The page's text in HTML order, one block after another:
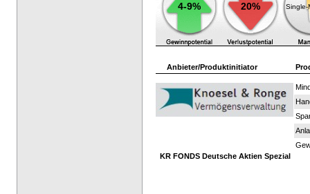
4-9% 20% Single-
Anbieter/Produktinitiator
KR FONDS Deutsche Aktien Spezial